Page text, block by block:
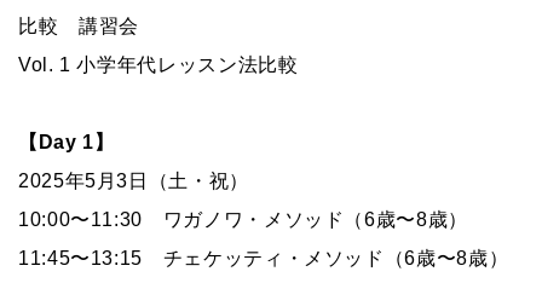
比較 講習会
Vol. 1 小学年代レッスン法比較
【Day 1】
2025年5月3 日
（土・祝）
10:00〜11:30 ワガノワ・メソッド（6歳〜8歳）
11:45〜13:15 チェケッティ・メソッド（6歳〜8歳）